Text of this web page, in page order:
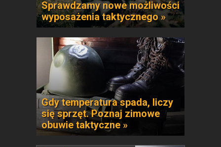
Sprawdzamy nowe możliwości
wyposażenia taktycznego »
Gdy temperatura spada, liczy
się sprzęt. Poznaj zimowe
obuwie taktyczne »